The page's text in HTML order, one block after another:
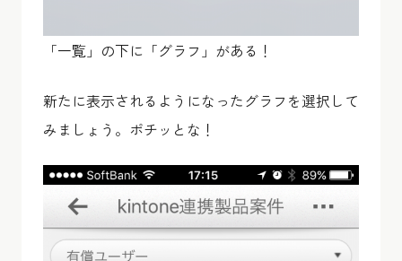
「一覧」の下に「グラフ」がある！
新たに表示されるようになったグラフを選択して
みましょう。ポチッとな！